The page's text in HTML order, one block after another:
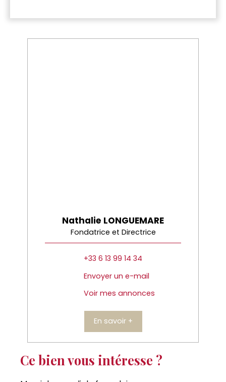
Nathalie LONGUEMARE
Fondatrice et Directrice
+33 6 13 99 14 34
Envoyer un e-mail
Voir mes annonces
En savoir +
Ce bien vous intéresse ?